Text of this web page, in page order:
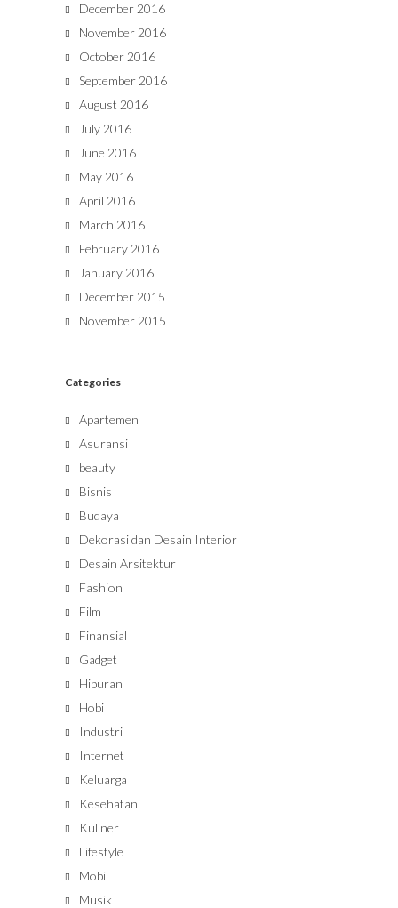
December 2016
November 2016
October 2016
September 2016
August 2016
July 2016
June 2016
May 2016
April 2016
March 2016
February 2016
January 2016
December 2015
November 2015
Categories
Apartemen
Asuransi
beauty
Bisnis
Budaya
Dekorasi dan Desain Interior
Desain Arsitektur
Fashion
Film
Finansial
Gadget
Hiburan
Hobi
Industri
Internet
Keluarga
Kesehatan
Kuliner
Lifestyle
Mobil
Musik